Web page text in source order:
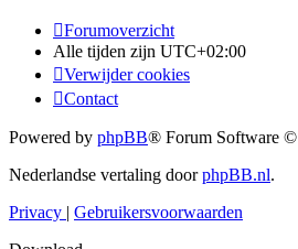
Forumoverzicht
Alle tijden zijn UTC+02:00
Verwijder cookies
Contact
Powered by phpBB® Forum Software
Nederlandse vertaling doorphpBB.nl.
Privacy | Gebruikersvoorwaarden